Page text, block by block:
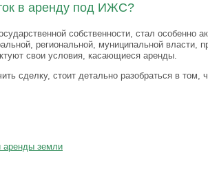
в аренду под ИЖС?
собственности, стал особенно
региональной, муниципальной власти,
свои условия, касающиеся аренды.
сделку, стоит детально разобраться в том,
аренды земли